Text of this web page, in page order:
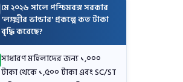
মে ২০২৬ সালে পশ্চিমবঙ্গ সরকার
'লক্ষ্মীর ভান্ডার' প্রকল্পে কত টাকা
বৃদ্ধি করেছে?
সাধারণ মহিলাদের জন্য ১,০০০
টাকা থেকে ১,৫০০ টাকা এবং SC/ST